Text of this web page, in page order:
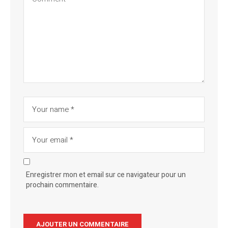
Enregistrer mon et email sur ce navigateur pour un
prochain commentaire.